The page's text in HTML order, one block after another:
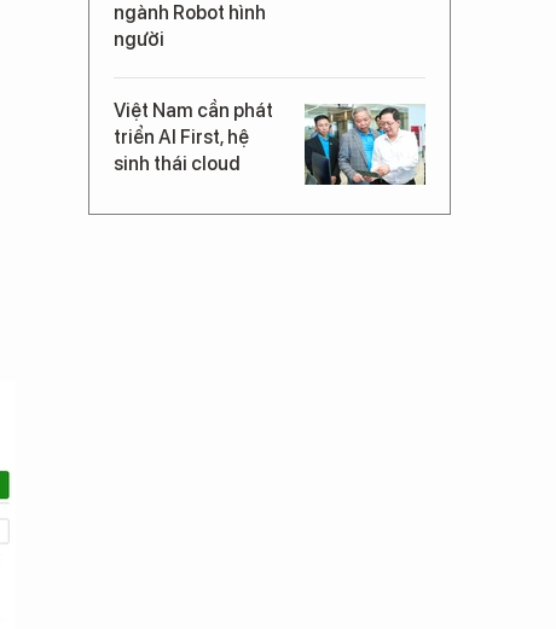
ngành Robot hình
người
Việt Nam cần phát
triển AI First, hệ
sinh thái cloud